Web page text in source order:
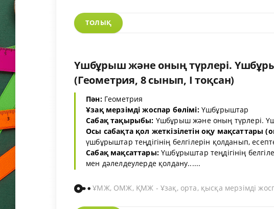
ТОЛЫҚ
Үшбұрыш және оның түрлері.
(Геометрия, 8 сынып, I тоқсан)
Пән:Геометрия
Ұзақ мерзімді жоспар бөлімі:Үшбұрыштар
Сабақ тақырыбы: Үшбұрыш және оның түрлері.
Осы сабақта қол жеткізілетін оқу мақсаттары
үшбұрыштар теңдігінің белгілерін қолданып,
Сабақ мақсаттары:Үшбұрыштар теңдігінің
мен дәлелдеулерде қолдану......
ҰМЖ, ОМЖ, ҚМЖ - Ұзақ, орта, қысқа мерзімді